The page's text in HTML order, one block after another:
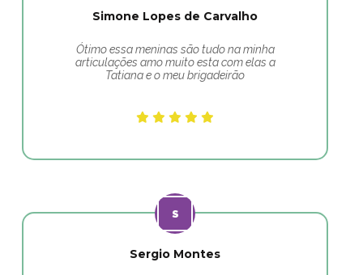
Simone Lopes de Carvalho
Ótimo essa meninas são tudo na minha
articulações amo muito esta com elas a
Tatiana e o meu brigadeirão
Sergio Montes